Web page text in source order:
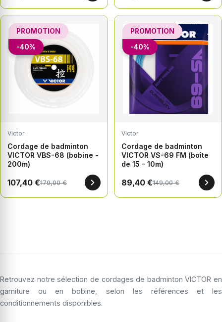
PROMOTION
-40%
Victor
Cordage de badminton
VICTOR VBS-68 (bobine -
200m)
107,40 €179,00 €
PROMOTION
-40%
Victor
Cordage de badminton
VICTOR VS-69 FM (boîte
de 15 - 10m)
89,40 €149,00 €
Retrouvez notre sélection de cordages de badminton VICTOR en
garniture ou en bobine, selon les références et les
conditionnements disponibles.